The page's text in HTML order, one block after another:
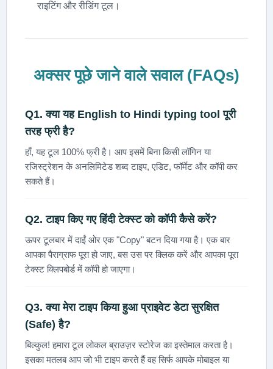
राइटिंग और रीडिंग टूल।
अक्सर पूछे जाने वाले सवाल (FAQs)
Q1. क्या यह English to Hindi typing tool पूरी
तरह फ्री है?
हाँ, यह टूल 100% फ्री है। आप इसमें बिना किसी लॉगिन या
रजिस्ट्रेशन के अनलिमिटेड शब्द टाइप, एडिट, फॉर्मेट और कॉपी कर
सकते हैं।
Q2. टाइप किए गए हिंदी टेक्स्ट को कॉपी कैसे करें?
ऊपर टूलबार में दाईं ओर एक "Copy" बटन दिया गया है। एक बार
आपका पैराग्राफ पूरा हो जाए, बस उस पर क्लिक करें और आपका पूरा
टेक्स्ट क्लिपबोर्ड में कॉपी हो जाएगा।
Q3. क्या मेरा टाइप किया हुआ प्राइवेट डेटा सुरक्षित
(Safe) है?
बिल्कुल! हमारा टूल लोकल ब्राउज़र स्टोरेज का इस्तेमाल करता है।
इसका मतलब आप जो भी टाइप करते हैं वह सिर्फ आपके मोबाइल या